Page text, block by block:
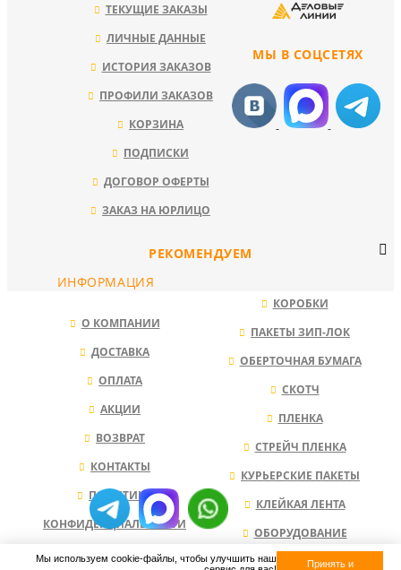
МЫ В СОЦСЕТЯХ
ТЕКУЩИЕ ЗАКАЗЫ
ЛИЧНЫЕ ДАННЫЕ
ИСТОРИЯ ЗАКАЗОВ
ПРОФИЛИ ЗАКАЗОВ
КОРЗИНА
ПОДПИСКИ
ДОГОВОР ОФЕРТЫ
ЗАКАЗ НА ЮРЛИЦО
РЕКОМЕНДУЕМ
КОРОБКИ
ПАКЕТЫ ЗИП-ЛОК
ОБЕРТОЧНАЯ БУМАГА
СКОТЧ
ПЛЕНКА
СТРЕЙЧ ПЛЕНКА
КУРЬЕРСКИЕ ПАКЕТЫ
КЛЕЙКАЯ ЛЕНТА
ОБОРУДОВАНИЕ
НАПОЛНИТЕЛЬ ДЛЯ КОРОБОК
ИНФОРМАЦИЯ
О КОМПАНИИ
ДОСТАВКА
ОПЛАТА
АКЦИИ
ВОЗВРАТ
КОНТАКТЫ
ПОЛИТИКА
КОНФИДЕНЦИАЛЬНОСТИ
Мы используем cookie-файлы, чтобы улучшить наш
Принять и